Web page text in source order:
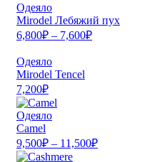
Одеяло
Mirodel Лебяжий пух
6,800₽ – 7,600₽
Одеяло
Mirodel Tencel
7,200₽
Одеяло
Camel
9,500₽ – 11,500₽